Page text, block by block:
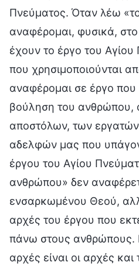
Πνεύματος. Όταν λέω
αναφέρομαι, φυσικά,
έχουν το έργο του
που χρησιμοποιούνται
αναφέρομαι σε έργο που
βούληση του ανθρώπου,
αποστόλων, των
αδελφών μας που
έργου του Αγίου
ανθρώπου» δεν
ενσαρκωμένου Θεού,
αρχές του έργου που
πάνω στους ανθρώπους.
αρχές είναι οι αρχές